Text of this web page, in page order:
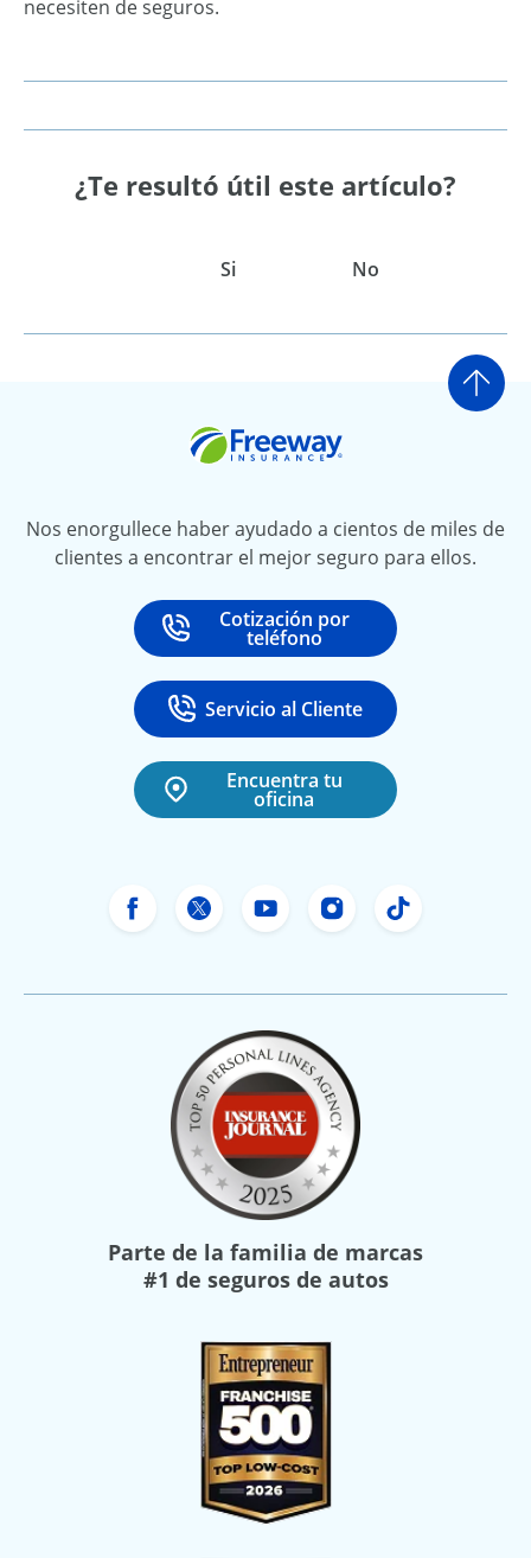
necesiten de seguros.
¿Te resultó útil este artículo?
Si No
Ir
Nos enorgullece haber ayudado a cientos de miles de
clientes a encontrar el mejor seguro para ellos.
Call
Cotización por
teléfono
at
Call
Servicio al Cliente
at 888-531-6720
Encuentra tu
oficina
Facebook de Freeway Insurance
X de Freeway Insurance
YouTube de Freeway
Instagram
TikTok
Parte de la familia de marcas
#1 de seguros de autos